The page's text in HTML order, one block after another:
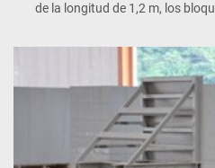
de la longitud de 1,2 m, los